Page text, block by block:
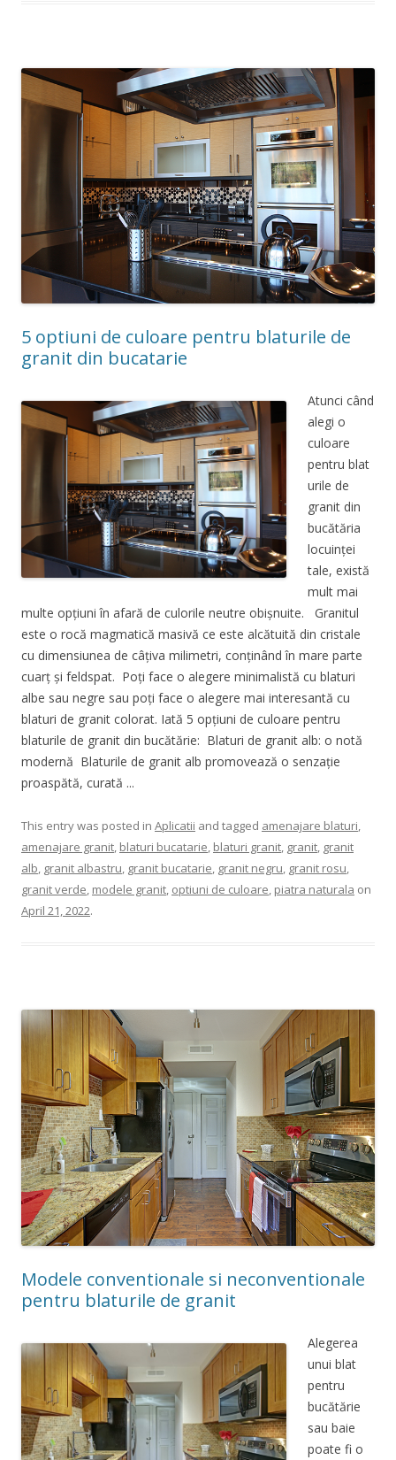
5 optiuni de culoare pentru blaturile de
granit din bucatarie
Atunci când
alegi o
culoare
pentru blat
urile de
granit din
bucătăria
locuinței
tale, există
mult mai
multe opțiuni în afară de culorile neutre obișnuite. Granitul
este o rocă magmatică masivă ce este alcătuită din cristale
cu dimensiunea de câțiva milimetri, conținând în mare parte
cuarț și feldspat. Poți face o alegere minimalistă cu blaturi
albe sau negre sau poți face o alegere mai interesantă cu
blaturi de granit colorat. Iată 5 opțiuni de culoare pentru
blaturile de granit din bucătărie: Blaturi de granit alb: o notă
modernă Blaturile de granit alb promovează o senzație
proaspătă, curată ...
This entry was posted in Aplicatii and tagged amenajare blaturi,
amenajare granit, blaturi bucatarie, blaturi granit, granit, granit
alb, granit albastru, granit bucatarie, granit negru, granit rosu,
granit verde, modele granit, optiuni de culoare, piatra naturala on
April 21, 2022.
Modele conventionale si neconventionale
pentru blaturile de granit
Alegerea
unui blat
pentru
bucătărie
sau baie
poate fi o